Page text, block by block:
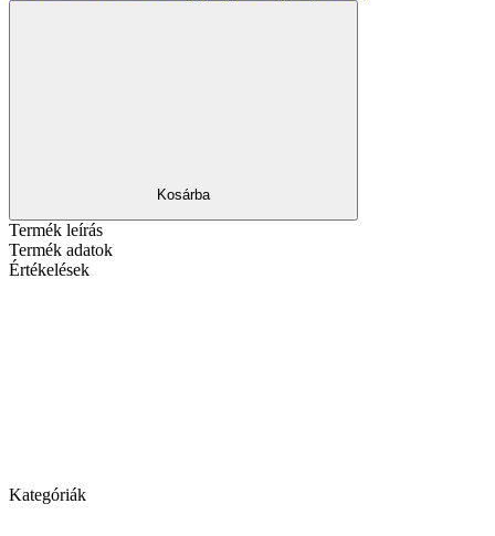
Kosárba
Termék leírás
Termék adatok
Értékelések
Kategóriák